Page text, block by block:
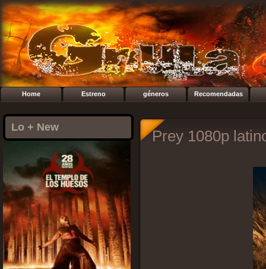
Home Estreno géneros Recomendadas
Lo + New Prey 1080p